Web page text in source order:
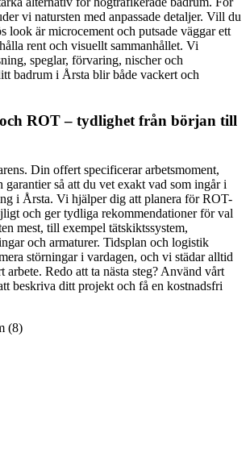
vi natursten med anpassade detaljer. Vill du
look är microcement och putsade väggar ett
rent och visuellt sammanhållet. Vi
speglar, förvaring, nischer och
badrum i Årsta blir både vackert och
ROT – tydlighet från början till
Din offert specificerar arbetsmoment,
garantier så att du vet exakt vad som ingår i
i Årsta. Vi hjälper dig att planera för ROT-
och ger tydliga rekommendationer för val
mest, till exempel tätskiktssystem,
och armaturer. Tidsplan och logistik
störningar i vardagen, och vi städar alltid
arbete. Redo att ta nästa steg? Använd vårt
beskriva ditt projekt och få en kostnadsfri